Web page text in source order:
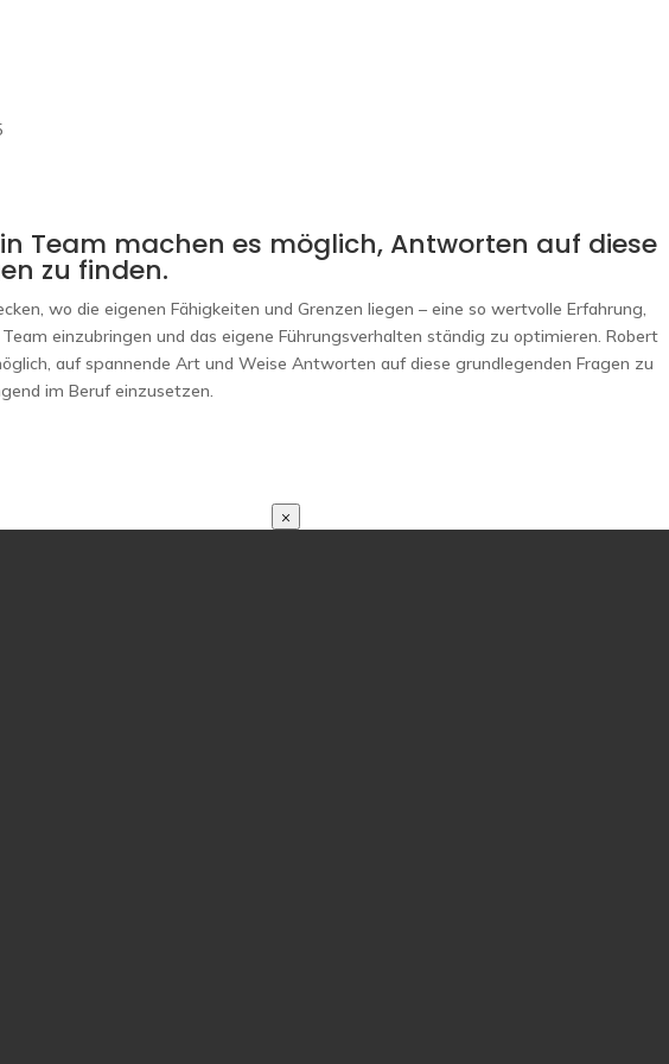
Team machen es möglich, Antworten auf diese
zu finden.
wo die eigenen Fähigkeiten und Grenzen liegen – eine so wertvolle Erfahrung,
einzubringen und das eigene Führungsverhalten ständig zu optimieren. Robert
auf spannende Art und Weise Antworten auf diese grundlegenden Fragen zu
im Beruf einzusetzen.
×